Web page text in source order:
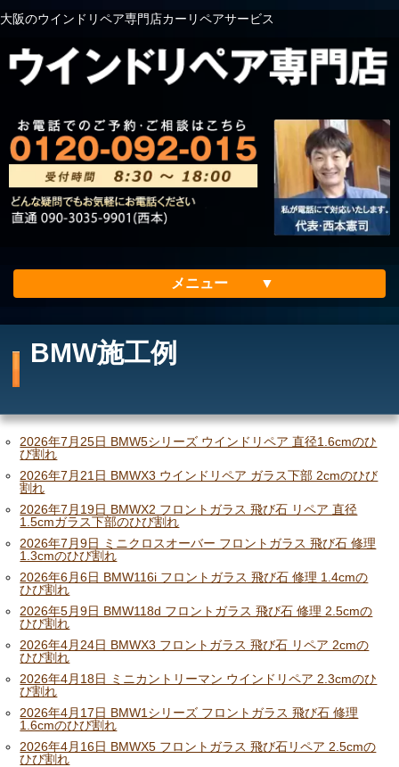
大阪のウインドリペア専門店カーリペアサービス
メニュー
会社案内
ご利用の流れ
価格
BMW施工例
2026年7月25日 BMW5シリーズ ウインドリペア 直径1.6cmのひ
び割れ
2026年7月21日 BMWX3 ウインドリペア ガラス下部 2cmのひび
割れ
2026年7月19日 BMWX2 フロントガラス 飛び石 リペア 直径
1.5cmガラス下部のひび割れ
2026年7月9日 ミニクロスオーバー フロントガラス 飛び石 修理
1.3cmのひび割れ
2026年6月6日 BMW116i フロントガラス 飛び石 修理 1.4cmの
ひび割れ
2026年5月9日 BMW118d フロントガラス 飛び石 修理 2.5cmの
ひび割れ
2026年4月24日 BMWX3 フロントガラス 飛び石 リペア 2cmの
ひび割れ
2026年4月18日 ミニカントリーマン ウインドリペア 2.3cmのひ
び割れ
2026年4月17日 BMW1シリーズ フロントガラス 飛び石 修理
1.6cmのひび割れ
2026年4月16日 BMWX5 フロントガラス 飛び石リペア 2.5cmの
ひび割れ